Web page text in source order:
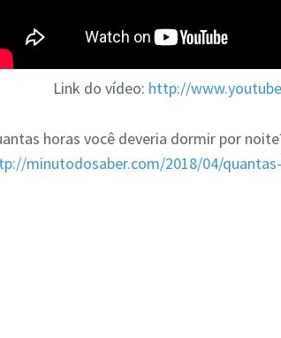
Link do vídeo: http://
horas você deveria dormir por
minutodosaber.com/2018/04/